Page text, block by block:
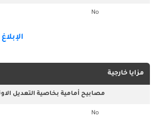
No
مزايا خارجية
مصابيح أمامية بخاصية التعديل
No